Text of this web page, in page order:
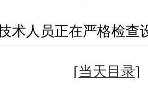
术人员正在严格检
[当天目录